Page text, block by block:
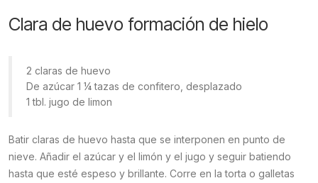
Clara de huevo formación de hielo
2 claras de huevo
De azúcar 1 ¼ tazas de confitero, desplazado
1 tbl. jugo de limon
Batir claras de huevo hasta que se interponen en punto de
nieve. Añadir el azúcar y el limón y el jugo y seguir batiendo
hasta que esté espeso y brillante. Corre en la torta o galletas